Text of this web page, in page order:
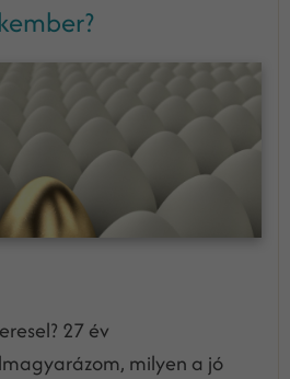
27 év
milyen a jó